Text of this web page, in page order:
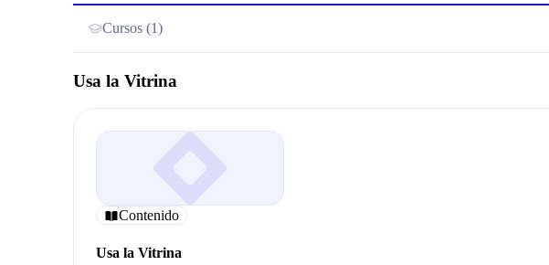
Cursos (1)
Usa la Vitrina
Contenido
Usa la Vitrina